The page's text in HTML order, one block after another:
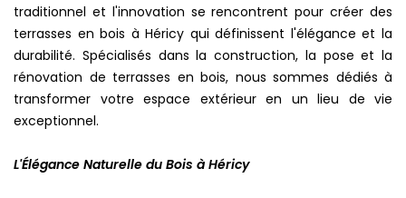
traditionnel et l'innovation se rencontrent pour créer des
terrasses en bois à Héricy qui définissent l'élégance et la
durabilité. Spécialisés dans la construction, la pose et la
rénovation de terrasses en bois, nous sommes dédiés à
transformer votre espace extérieur en un lieu de vie
exceptionnel.
L'Élégance Naturelle du Bois à Héricy